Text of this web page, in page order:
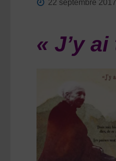
22 septembre 2017
« J’y